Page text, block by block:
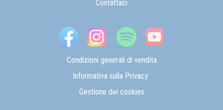
Contattaci
Condizioni generali di vendita
Informativa sulla Privacy
Gestione dei cookies